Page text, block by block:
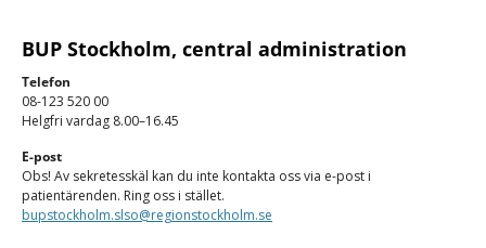
BUP Stockholm, central administration
Telefon
08-123 520 00
Helgfri vardag 8.00–16.45
E-post
Obs! Av sekretesskäl kan du inte kontakta oss via e-post i
patientärenden. Ring oss i stället.
bupstockholm.slso@regionstockholm.se